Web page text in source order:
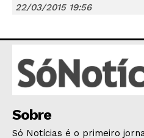
HOME
POLÍTICA
ESPORTES
22/03/2015 19:56
Sobre
Só Notícias é o primeiro